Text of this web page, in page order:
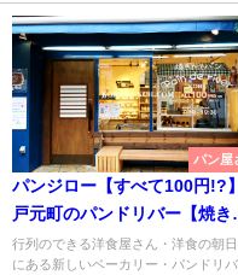
パン屋
パンジロー【すべて100円!?
戸元町のパンドリバー【焼き
てパンもっと手軽に】
行列のできる洋食屋さん・洋食の朝
にある新しいベーカリー・パンドリ